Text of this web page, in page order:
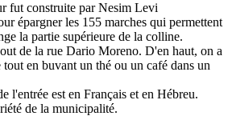
fut construite par Nesim Levi
épargner les 155 marches qui permettent
la partie supérieure de la colline.
de la rue Dario Moreno. D'en haut, on a
en buvant un thé ou un café dans un
l'entrée est en Français et en Hébreu.
de la municipalité.